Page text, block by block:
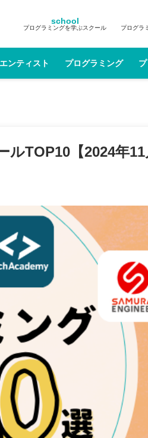
school
プログラミングを学ぶスクール プログラ
ンティスト プログラミング
TOP10【2024年11